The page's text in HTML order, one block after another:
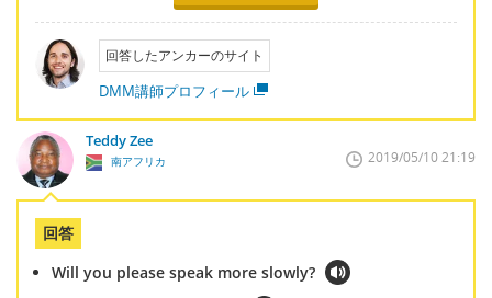
回答したアンカーのサイト
DMM講師プロフィール
Teddy Zee
南アフリカ 2019/05/10 21:19
回答
Will you please speak more slowly?